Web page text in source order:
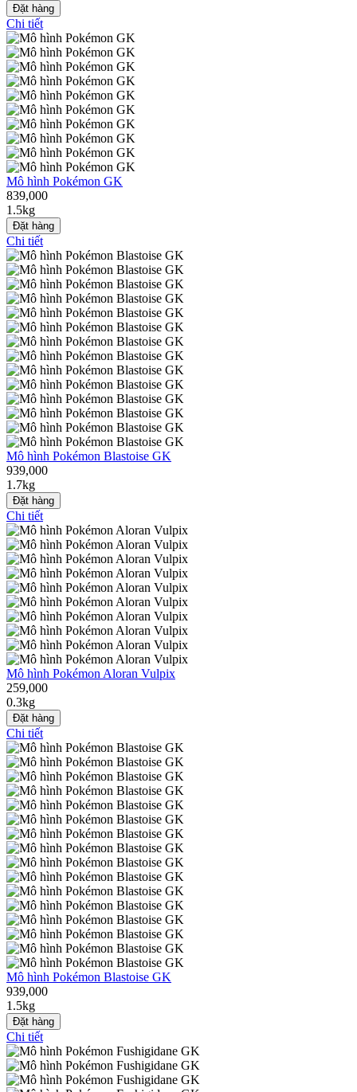
Đặt hàng
Chi tiết
Mô hình Pokémon GK
839,000
1.5kg
Đặt hàng
Chi tiết
Mô hình Pokémon Blastoise GK
939,000
1.7kg
Đặt hàng
Chi tiết
Mô hình Pokémon Aloran Vulpix
259,000
0.3kg
Đặt hàng
Chi tiết
Mô hình Pokémon Blastoise GK
939,000
1.5kg
Đặt hàng
Chi tiết